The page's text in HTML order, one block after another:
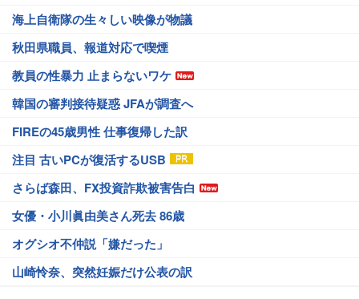
海上自衛隊の生々しい映像が物議
秋田県職員、報道対応で喫煙
教員の性暴力 止まらないワケ
韓国の審判接待疑惑 JFAが調査へ
FIREの45歳男性 仕事復帰した訳
注目 古いPCが復活するUSB
さらば森田、FX投資詐欺被害告白
女優・小川眞由美さん死去 86歳
オグシオ不仲説「嫌だった」
山崎怜奈、突然妊娠だけ公表の訳